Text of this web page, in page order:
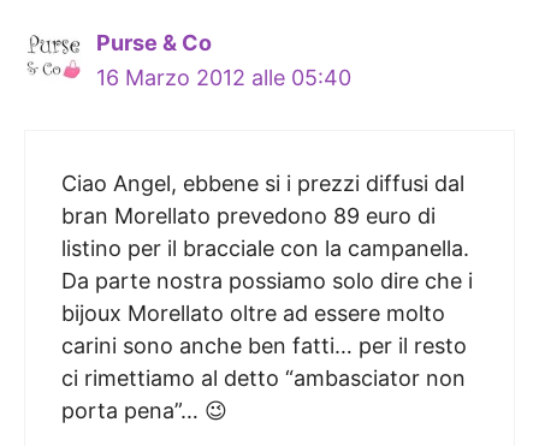
Purse & Co
16 Marzo 2012 alle 05:40
Ciao Angel, ebbene si i prezzi diffusi dal
bran Morellato prevedono 89 euro di
listino per il bracciale con la campanella.
Da parte nostra possiamo solo dire che i
bijoux Morellato oltre ad essere molto
carini sono anche ben fatti… per il resto
ci rimettiamo al detto “ambasciator non
porta pena”… 😉